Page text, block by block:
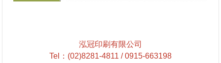
泓冠印刷有限公司
Tel
： (02)8281-4811 / 0915-663198